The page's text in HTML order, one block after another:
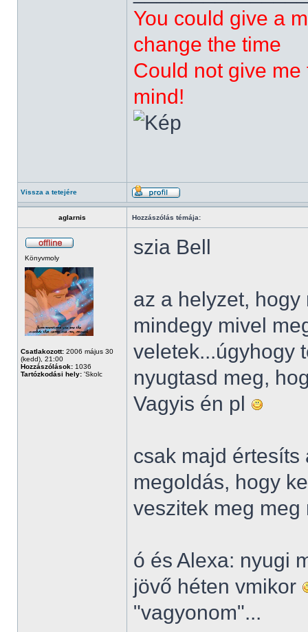
You could give a
change the time
Could not give
mind!
Vissza a tetejére
aglarnis Hozzászólás témája:
Könyvmoly
Csatlakozott: 2006 május 30
(kedd), 21:00
Hozzászólások: 1036
Tartózkodási hely: 'Skolc
szia Bell
az a helyzet,
mindegy mivel
veletek...úgyhogy
nyugtasd meg,
Vagyis én pl
csak majd értesíts
megoldás, hogy
veszitek meg
ó és Alexa: nyugi
jövő héten vmikor
"vagyonom"...